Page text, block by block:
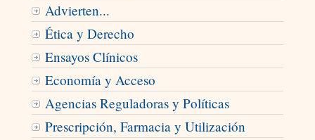
Advierten...
Ética y Derecho
Ensayos Clínicos
Economía y Acceso
Agencias Reguladoras y Políticas
Prescripción, Farmacia y Utilización